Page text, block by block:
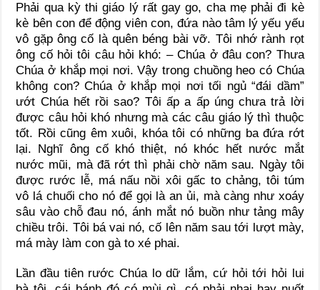
Phải qua kỳ thi giáo lý rất gay go, cha mẹ phải đi kè
kè bên con để động viên con, đứa nào tâm lý yếu yếu
vô gặp ông cố là quên béng bài vỡ. Tôi nhớ rành rọt
ông cố hỏi tôi câu hỏi khó: – Chúa ở đâu con? Thưa
Chúa ở khắp mọi nơi. Vậy trong chuồng heo có Chúa
không con? Chúa ở khắp mọi nơi tối ngủ “đái dầm”
ướt Chúa hết rồi sao? Tôi ấp a ấp úng chưa trả lời
được câu hỏi khó nhưng mà các câu giáo lý thì thuộc
tốt. Rồi cũng êm xuôi, khóa tôi có những ba đứa rớt
lại. Nghĩ ông cố khó thiệt, nó khóc hết nước mắt
nước mũi, mà đã rớt thì phải chờ năm sau. Ngày tôi
được rước lễ, má nấu nồi xôi gấc to chảng, tôi túm
vô lá chuối cho nó để gọi là an ủi, mà càng như xoáy
sâu vào chỗ đau nó, ánh mắt nó buồn như tảng mây
chiều trôi. Tôi bá vai nó, cố lên năm sau tới lượt mày,
má mày làm con gà to xé phai.
Lần đầu tiên rước Chúa lo dữ lắm, cứ hỏi tới hỏi lui